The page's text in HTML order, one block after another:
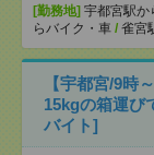
[勤務地] 宇都宮駅か
らバイク・車 / 雀宮
【宇都宮/9時
15kgの箱運び
バイト]